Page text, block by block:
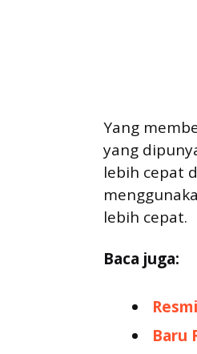
Yang
yang
lebih cepat
lebih cepat.
Baca juga:
Baru